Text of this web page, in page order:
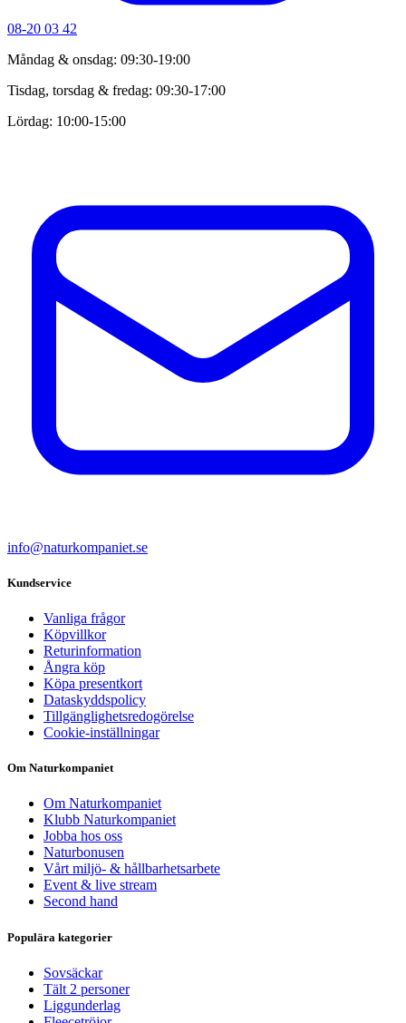
08-20 03 42
Måndag & onsdag: 09:30-19:00
Tisdag, torsdag & fredag: 09:30-17:00
Lördag: 10:00-15:00
info@naturkompaniet.se
Kundservice
Vanliga frågor
Köpvillkor
Returinformation
Ångra köp
Köpa presentkort
Dataskyddspolicy
Tillgänglighetsredogörelse
Cookie-inställningar
Om Naturkompaniet
Om Naturkompaniet
Klubb Naturkompaniet
Jobba hos oss
Naturbonusen
Vårt miljö- & hållbarhetsarbete
Event & live stream
Second hand
Populära kategorier
Sovsäckar
Tält 2 personer
Liggunderlag